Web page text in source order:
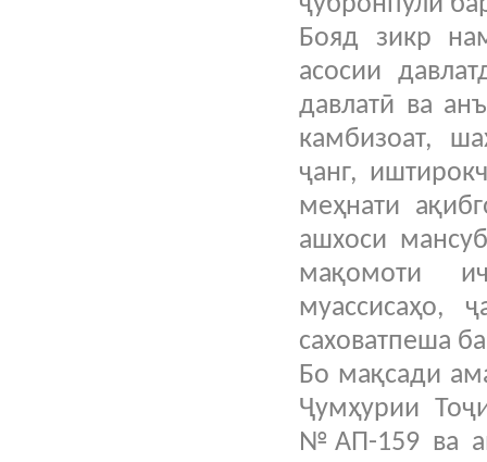
Бояд зикр
асосии
давлатӣ ва
камбизоат,
ҷанг,
меҳнати
ашхоси
мақомоти
муассисаҳо,
саховатпеша
Бо мақсади
Ҷумҳурии
№АП-159 ва